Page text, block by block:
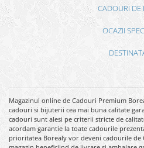
CADOURI DE
OCAZII
Magazinul online de Cadouri Premium
cadouri si bijuterii cea mai buna calitate
cadouri sunt alesi pe criterii stricte de
acordam garantie la toate cadourile
prioritatea Borealy vor deveni cadourile de